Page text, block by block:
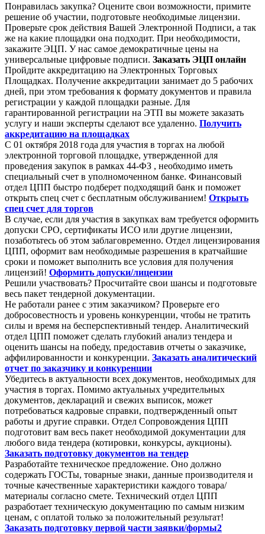
Понравилась закупка? Оцените свои возможности, примите
решение об участии, подготовьте необходимые лицензии.
Проверьте срок действия Вашей Электронной Подписи, а так
же на какие площадки она подходит. При необходимости,
закажите ЭЦП. У нас самое демократичные цены на
универсальные цифровые подписи. Заказать ЭЦП онлайн
Пройдите аккредитацию на Электронных Торговых
Площадках. Получение аккредитации занимает до 5 рабочих
дней, при этом требования к формату документов и правила
регистрации у каждой площадки разные. Для
гарантированной регистрации на ЭТП вы можете заказать
услугу и наши эксперты сделают все удаленно. Получить
аккредитацию на площадках
С 01 октября 2018 года для участия в торгах на любой
электронной торговой площадке, утвержденной для
проведения закупок в рамках 44-ФЗ , необходимо иметь
специальный счет в уполномоченном банке. Финансовый
отдел ЦПП быстро подберет подходящий банк и поможет
открыть спец счет с бесплатным обслуживанием! Открыть
спец счет для торгов
В случае, если для участия в закупках вам требуется оформить
допуски СРО, сертификаты ИСО или другие лицензии,
позаботьтесь об этом заблаговременно. Отдел лицензирования
ЦПП, оформит вам необходимые разрешения в кратчайшие
сроки и поможет выполнить все условия для получения
лицензий! Оформить допуски/лицензии
Решили участвовать? Просчитайте свои шансы и подготовьте
весь пакет тендерной документации.
Не работали ранее с этим заказчиком? Проверьте его
добросовестность и уровень конкуренции, чтобы не тратить
силы и время на бесперспективный тендер. Аналитический
отдел ЦПП поможет сделать глубокий анализ тендера и
оценить шансы на победу, предоставив отчеты о заказчике,
аффилированности и конкуренции. Заказать аналитический
отчет по заказчику и конкуренции
Убедитесь в актуальности всех документов, необходимых для
участия в торгах. Помимо актуальных учредительных
документов, деклараций и свежих выписок, может
потребоваться кадровые справки, подтвержденный опыт
работы и другие справки. Отдел Сопровождения ЦПП
подготовит вам весь пакет необходимой документации для
любого вида тендера (котировки, конкурсы, аукционы).
Заказать подготовку документов на тендер
Разработайте техническое предложение. Оно должно
содержать ГОСТы, товарные знаки, данные производителя и
точные качественные характеристики каждого товара/
материалы согласно смете. Технический отдел ЦПП
разработает техническую документацию по самым низким
ценам, с оплатой только за положительный результат!
Заказать подготовку первой части заявки/формы2